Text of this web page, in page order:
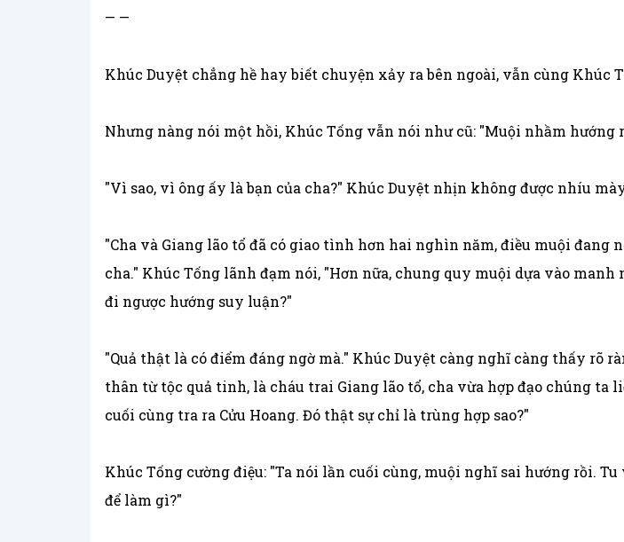
— —
Khúc Duyệt chẳng hề hay biết chuyện xảy ra bên ngoài, vẫn cùng Khúc
Nhưng nàng nói một hồi, Khúc Tống vẫn nói như cũ: "Muội nhầm hướng
"Vì sao, vì ông ấy là bạn của cha?" Khúc Duyệt nhịn không được nhíu
"Cha và Giang lão tổ đã có giao tình hơn hai nghìn năm, điều muội
cha." Khúc Tống lãnh đạm nói, "Hơn nữa, chung quy muội dựa vào
đi ngược hướng suy luận?"
"Quả thật là có điểm đáng ngờ mà." Khúc Duyệt càng nghĩ càng thấy rõ
thân từ tộc quả tinh, là cháu trai Giang lão tổ, cha vừa hợp đạo chúng ta
cuối cùng tra ra Cửu Hoang. Đó thật sự chỉ là trùng hợp sao?"
Khúc Tống cường điệu: "Ta nói lần cuối cùng, muội nghĩ sai hướng rồi.
để làm gì?"